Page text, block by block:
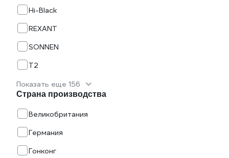
Hi-Black
REXANT
SONNEN
T2
Показать еще 156
Страна производства
Великобритания
Германия
Гонконг